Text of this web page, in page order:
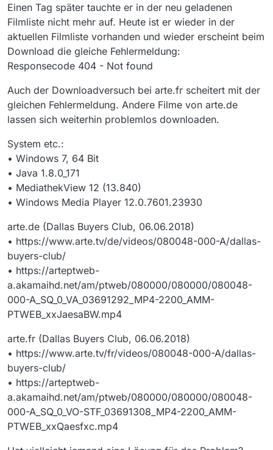
Einen Tag später tauchte er in der neu geladenen
Filmliste nicht mehr auf. Heute ist er wieder in der
aktuellen Filmliste vorhanden und wieder erscheint beim
Download die gleiche Fehlermeldung:
Responsecode 404 - Not found
Auch der Downloadversuch bei arte.fr scheitert mit der
gleichen Fehlermeldung. Andere Filme von arte.de
lassen sich weiterhin problemlos downloaden.
System etc.:
• Windows 7, 64 Bit
• Java 1.8.0_171
• MediathekView 12 (13.840)
• Windows Media Player 12.0.7601.23930
arte.de (Dallas Buyers Club, 06.06.2018)
• https://www.arte.tv/de/videos/080048-000-A/dallas-
buyers-club/
• https://arteptweb-
a.akamaihd.net/am/ptweb/080000/080000/080048-
000-A_SQ_0_VA_03691292_MP4-2200_AMM-
PTWEB_xxJaesaBW.mp4
arte.fr (Dallas Buyers Club, 06.06.2018)
• https://www.arte.tv/fr/videos/080048-000-A/dallas-
buyers-club/
• https://arteptweb-
a.akamaihd.net/am/ptweb/080000/080000/080048-
000-A_SQ_0_VO-STF_03691308_MP4-2200_AMM-
PTWEB_xxQaesfxc.mp4